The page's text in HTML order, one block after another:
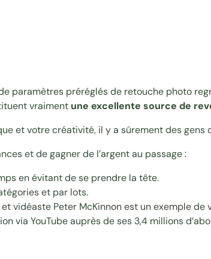
paramètres préréglés de retouche photo
vraiment une excellente source de
et votre créativité, il y a sûrement des
et de gagner de l’argent au passage :
en évitant de se prendre la tête.
et par lots.
vidéaste Peter McKinnon est un exemple
via YouTube auprès de ses 3,4 millions